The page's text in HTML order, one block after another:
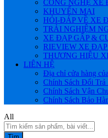
CÔNG NGHỆ XE
KHUYẾN MẠI
HỎI-ĐÁP VỀ XE
TRẢI NGHIỆM
XE ĐẠP GẤP &
RIEVIEW XE
THƯƠNG HIỆU
LIÊN HỆ
Địa chỉ cửa hàng
Chính Sách Đổi Trả
Chính Sách Vận
Chính Sách Bảo
All